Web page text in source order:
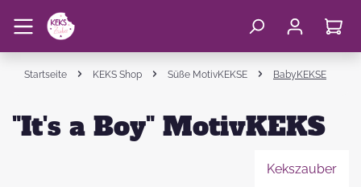
Startseite KEKS Shop Süße MotivKEKSE BabyKEKSE
"It's a Boy" MotivKEKS
Kekszauber